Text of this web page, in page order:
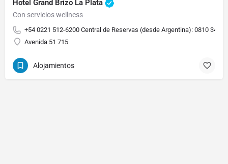
Hotel Grand Brizo La Plata
Con servicios wellness
+54 0221 512-6200 Central de Reservas (desde Argentina): 0810 345
Avenida 51 715
Alojamientos